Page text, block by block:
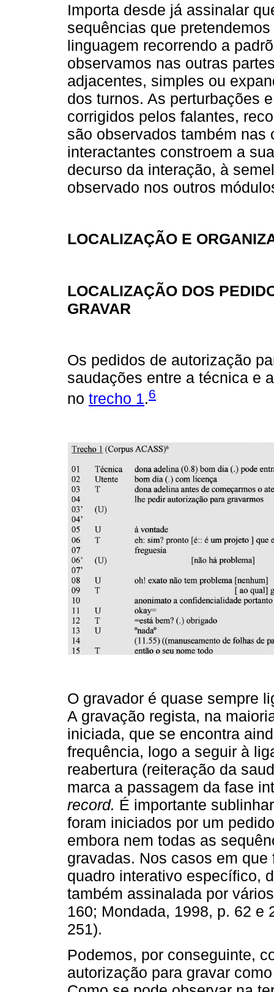
Importa desde já assinalar
sequências que
linguagem recorrendo a
observamos nas outras
adjacentes, simples ou
dos turnos. As perturbações
corrigidos pelos falantes,
são observados também
interactantes constroem a
decurso da interação, à
observado nos outros
LOCALIZAÇÃO E
LOCALIZAÇÃO DOS
GRAVAR
Os pedidos de autorização
saudações entre a técnica e
no trecho 1.6
O gravador é quase sempre
A gravação regista, na
iniciada, que se encontra
frequência, logo a seguir à
reabertura (reiteração da
marca a passagem da fase
record. É importante
foram iniciados por um
embora nem todas as
gravadas. Nos casos em
quadro interativo específico,
também assinalada por
160; Mondada, 1998, p. 62 e
251).
Podemos, por conseguinte,
autorização para gravar